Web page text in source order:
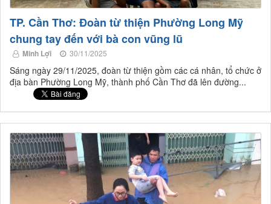
TP. Cần Thơ: Đoàn từ thiện Phường Long Mỹ
chung tay đến với bà con vũng lũ
Minh Lợi 30/11/2025
Sáng ngày 29/11/2025, đoàn từ thiện gồm các cá nhân, tổ chức ở
địa bàn Phường Long Mỹ, thành phố Cần Thơ đã lên đường...